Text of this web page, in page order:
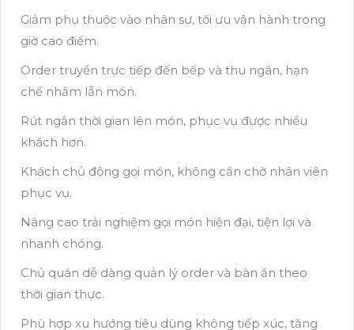
Giảm phụ thuộc vào nhân sự, tối ưu vận hành trong
giờ cao điểm.
Order truyền trực tiếp đến bếp và thu ngân, hạn
chế nhầm lẫn món.
Rút ngắn thời gian lên món, phục vụ được nhiều
khách hơn.
Khách chủ động gọi món, không cần chờ nhân viên
phục vụ.
Nâng cao trải nghiệm gọi món hiện đại, tiện lợi và
nhanh chóng.
Chủ quán dễ dàng quản lý order và bàn ăn theo
thời gian thực.
Phù hợp xu hướng tiêu dùng không tiếp xúc, tăng